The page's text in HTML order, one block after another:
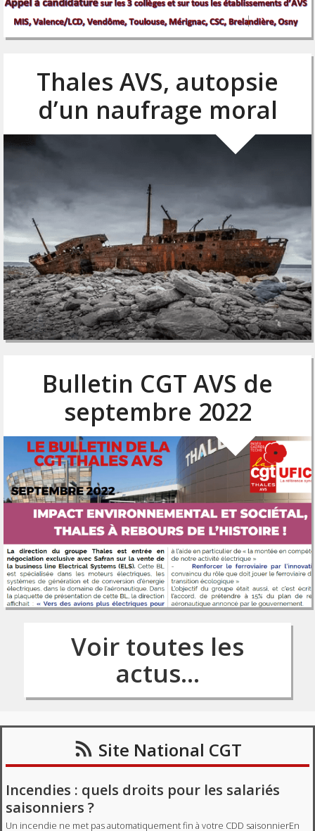
Thales AVS, autopsie
d’un naufrage moral
Bulletin CGT AVS de
septembre 2022
Voir toutes les
actus...
Site National CGT
Incendies : quels droits pour les salariés
saisonniers ?
Un incendie ne met pas automatiquement fin à votre CDD saisonnierEn